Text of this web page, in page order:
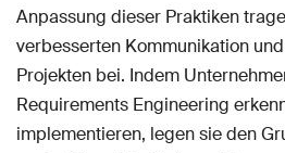
Anpassung dieser Praktiken
verbesserten Kommunikation
Projekten bei. Indem
Requirements Engineering
implementieren, legen sie den